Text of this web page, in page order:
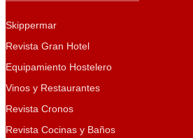
Skippermar
Revista Gran Hotel
Equipamiento Hostelero
Vinos y Restaurantes
Revista Cronos
Revista Cocinas y Baños